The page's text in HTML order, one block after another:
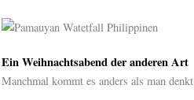
Ein Weihnachtsabend der anderen Art
Manchmal kommt es anders als man denkt